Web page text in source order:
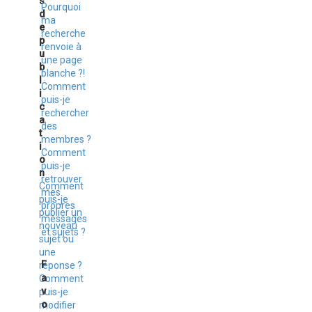
d
e
p
u
b
l
i
c
a
t
i
o
n
Comment
puis-je
publier un
nouveau
sujet ou
une
réponse ?
Comment
puis-je
modifier
Pourquoi
ma
recherche
renvoie à
une page
blanche ?!
Comment
puis-je
rechercher
des
membres ?
Comment
puis-je
retrouver
mes
propres
messages
et sujets ?
F
a
v
o